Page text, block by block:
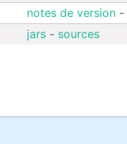
notes de version -
jars - sources